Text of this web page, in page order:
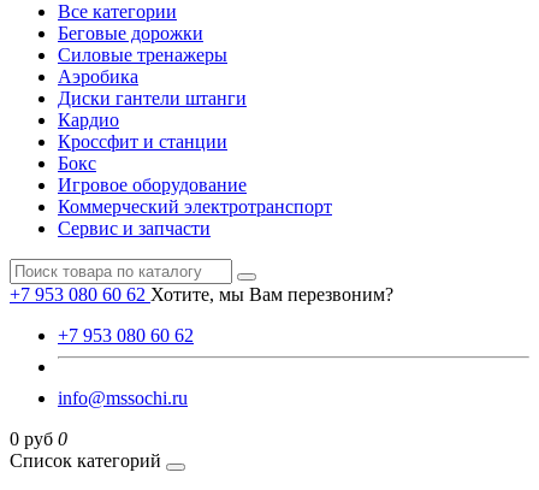
Все категории
Беговые дорожки
Силовые тренажеры
Аэробика
Диски гантели штанги
Кардио
Кроссфит и станции
Бокс
Игровое оборудование
Коммерческий электротранспорт
Сервис и запчасти
+7 953 080 60 62 Хотите, мы Вам перезвоним?
+7 953 080 60 62
info@mssochi.ru
0 руб 0
Список категорий